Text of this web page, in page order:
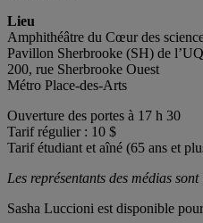
Lieu
Amphithéâtre du Cœur des
Pavillon Sherbrooke (SH) de
200, rue Sherbrooke Ouest
Métro Place-des-Arts
Ouverture des portes à 17 h 30
Tarif régulier : 10 $
Tarif étudiant et aîné (65 ans et
Les représentants des médias
Sasha Luccioni est disponible